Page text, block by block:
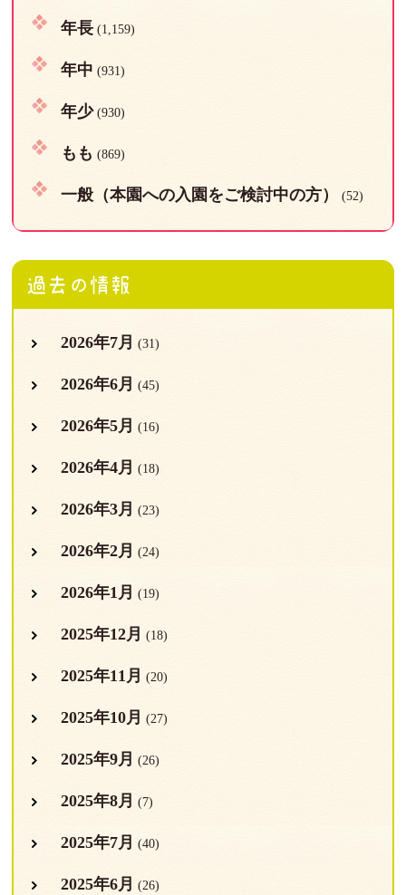
年長(1,159)
年中 (931)
年少(930)
もも (869)
一般（本園への入園をご検討中の方） (52)
過去の情報
2026年7月 (31)
2026年6月 (45)
2026年5月 (16)
2026年4月 (18)
2026年3月 (23)
2026年2月 (24)
2026年1月 (19)
2025年12月 (18)
2025年11月 (20)
2025年10月 (27)
2025年9月 (26)
2025年8月 (7)
2025年7月 (40)
2025年6月 (26)